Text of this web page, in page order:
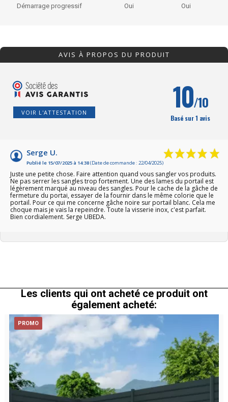
Démarrage progressif
Oui Oui
AVIS À PROPOS DU PRODUIT
VOIR L'ATTESTATION 10/10
Basé sur 1 avis
Serge U.
Publié le 15/07/2025 à 14:38(Date de commande : 22/04/2025)
Juste une petite chose. Faire attention quand vous sangler vos produits.
Ne pas serrer les sangles trop fortement. Une des lames du portail est
légèrement marqué au niveau des sangles. Pour le cache de la gâche de
fermeture du portai, essayer de la fournir dans le même colorie que le
portail. Pour ce qui me concerne gâche noire sur portail blanc. Cela me
choque mais je vais la repeindre. Toute la visserie inox, c'est parfait.
Bien cordialement. Serge UBEDA.
Les clients qui ont acheté ce produit ont
également acheté:
PROMO